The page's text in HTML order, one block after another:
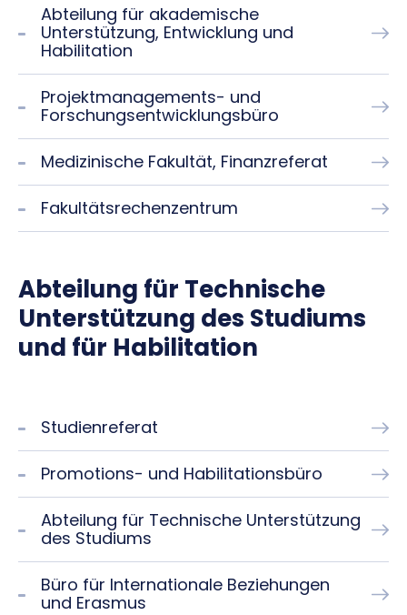
Abteilung für akademische
Unterstützung, Entwicklung und
Habilitation
Projektmanagements- und
Forschungsentwicklungsbüro
Medizinische Fakultät, Finanzreferat
Fakultätsrechenzentrum
Abteilung für Technische
Unterstützung des Studiums
und für Habilitation
Studienreferat
Promotions- und Habilitationsbüro
Abteilung für Technische Unterstützung
des Studiums
Büro für Internationale Beziehungen
und Erasmus